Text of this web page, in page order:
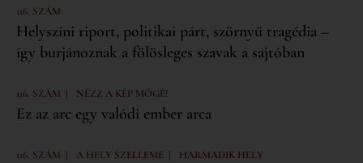
116. SZÁM
Helyszíni riport, politikai párt, szörnyű tragédia –
így burjánoznak a fölösleges szavak a sajtóban
116. SZÁM | NÉZZ A KÉP MÖGÉ!
Ez az arc egy valódi ember arca
116. SZÁM | A HELY SZELLEME | HARMADIK HELY